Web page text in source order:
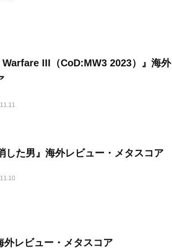
III（CoD:MW3 2023）』海
した男』海外レビュー・メタスコア
外レビュー・メタスコア